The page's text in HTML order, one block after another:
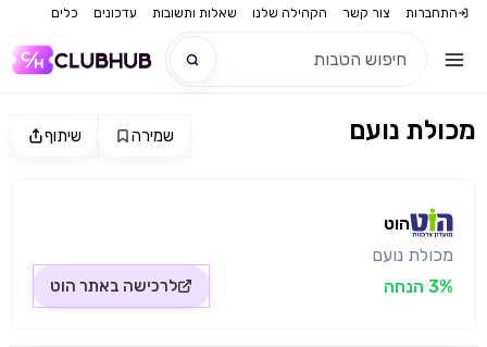
התחברות צור קשר הקהילה שלנו שאלות ותשובות עדכונים כלים
שיתוף שמירה מכולת נועם
הוט
מכולת נועם
3% הנחה
לרכישה באתר הוט